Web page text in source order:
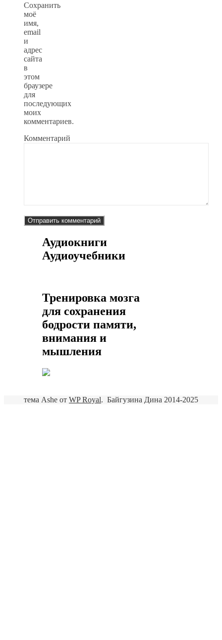
Сохранить
моё
имя,
email
и
адрес
сайта
в
этом
браузере
для
последующих
моих
комментариев.
Комментарий
Аудиокниги
Аудиоучебники
Тренировка мозга
для сохранения
бодрости памяти,
внимания и
мышления
Байгузина Дина 2014-2025
тема Ashe от WP Royal.